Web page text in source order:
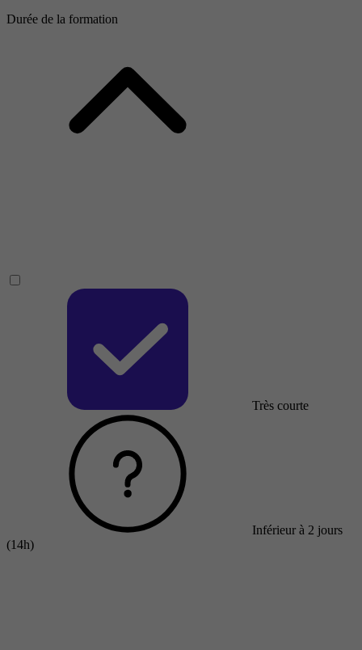
Durée de la formation
Très courte
Inférieur à 2 jours
(14h)